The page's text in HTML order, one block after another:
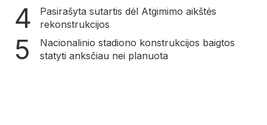
Pasirašyta sutartis dėl Atgimimo aikštės
rekonstrukcijos
Nacionalinio stadiono konstrukcijos baigtos
statyti anksčiau nei planuota